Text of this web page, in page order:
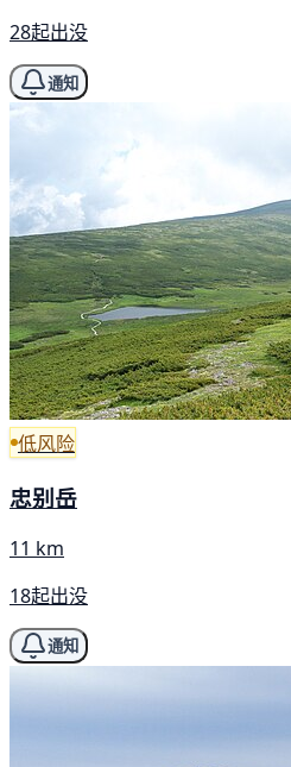
28起出没
通知
低风险
忠别岳
11 km
18起出没
通知